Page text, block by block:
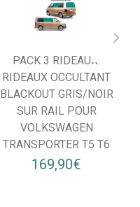
PACK 3 RIDEAUX.
RIDEAUX OCCULTANT
BLACKOUT GRIS/NOIR
SUR RAIL POUR
VOLKSWAGEN
TRANSPORTER T5 T6
169,90€